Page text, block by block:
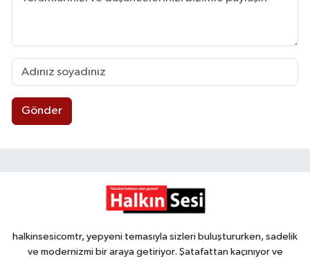
Gönder
halkinsesicomtr, yepyeni temasıyla sizleri buluştururken, sadelik
ve modernizmi bir araya getiriyor. Şatafattan kaçınıyor ve